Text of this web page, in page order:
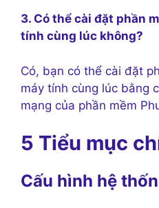
3. Có thể cài đặt phần
tính cùng lúc không?
Có, bạn có thể cài đặt
máy tính cùng lúc bằng
mạng của phần mềm
5 Tiểu mục
Cấu hình hệ